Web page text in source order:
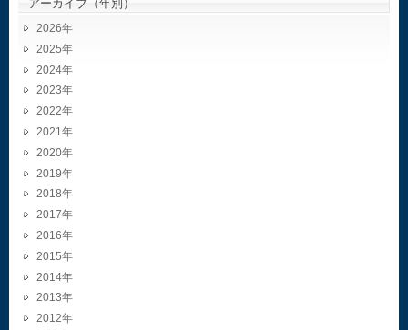
アーカイブ（年別）
2026
2025
2024
2023
2022
2021
2020
2019
2018
2017
2016
2015
2014
2013
2012